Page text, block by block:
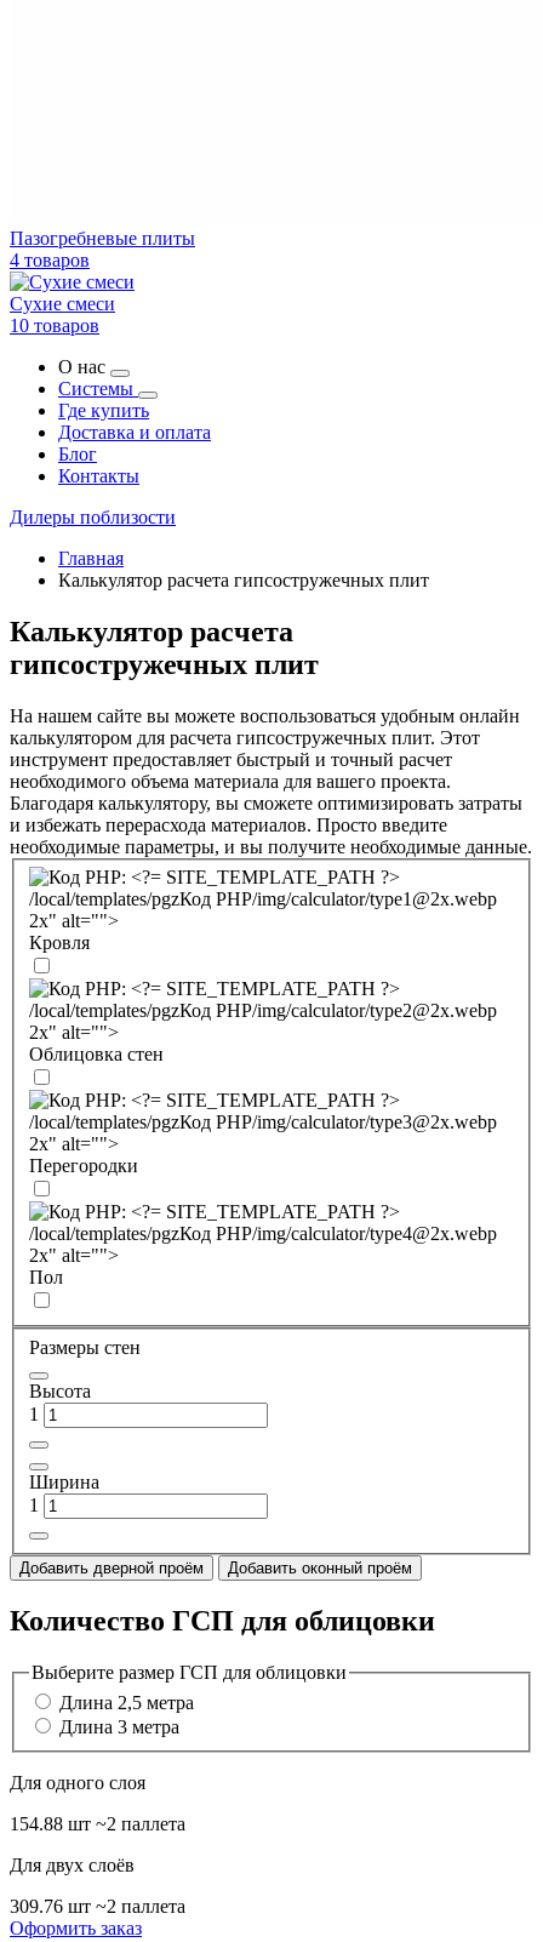
Пазогребневые плиты
4 товаров
Сухие смеси
10 товаров
О нас
Системы
Где купить
Доставка и оплата
Блог
Контакты
Дилеры поблизости
Главная
Калькулятор расчета гипсостружечных плит
Калькулятор расчета
гипсостружечных плит
На нашем сайте вы можете воспользоваться удобным онлайн
калькулятором для расчета гипсостружечных плит. Этот
инструмент предоставляет быстрый и точный расчет
необходимого объема материала для вашего проекта.
Благодаря калькулятору, вы сможете оптимизировать затраты
и избежать перерасхода материалов. Просто введите
необходимые параметры, и вы получите необходимые данные.
/local/templates/pgzКод PHP/img/calculator/type1@2x.webp
2x" alt="">
Кровля
/local/templates/pgzКод PHP/img/calculator/type2@2x.webp
2x" alt="">
Облицовка стен
/local/templates/pgzКод PHP/img/calculator/type3@2x.webp
2x" alt="">
Перегородки
/local/templates/pgzКод PHP/img/calculator/type4@2x.webp
2x" alt="">
Пол
Размеры стен
Высота
1
Ширина
1
Добавить дверной проём Добавить оконный проём
Количество ГСП для облицовки
Выберите размер ГСП для облицовки
Длина 2,5 метра
Длина 3 метра
Для одного слоя
154.88 шт ~2 паллета
Для двух слоёв
309.76 шт ~2 паллета
Оформить заказ